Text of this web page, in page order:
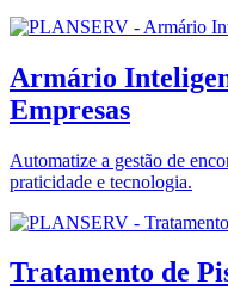
Armário
Empresas
Automatize a gestão de
praticidade e tecnologia.
Tratamento de